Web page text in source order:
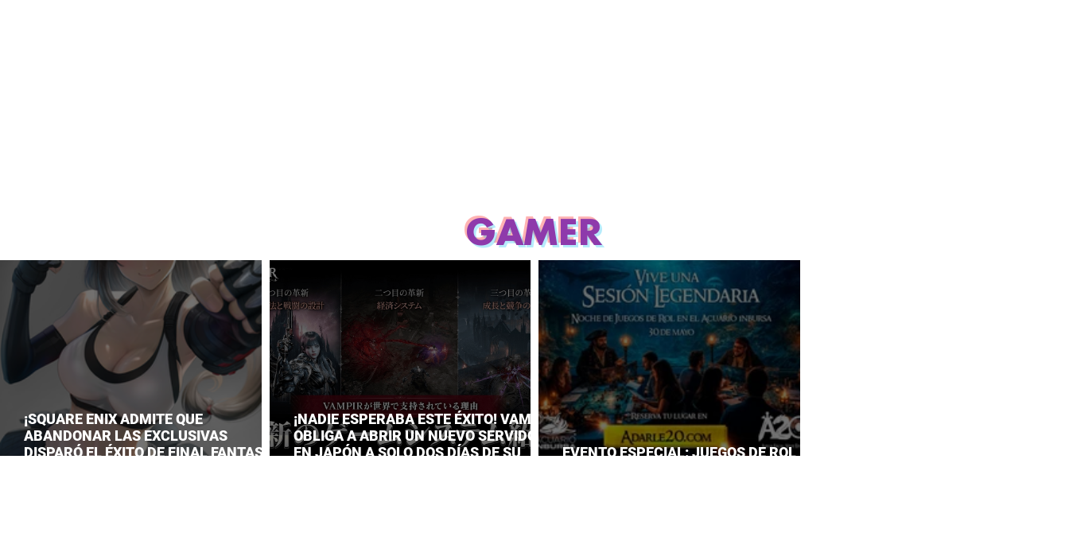
GAMER
¡SQUARE ENIX ADMITE QUE
ABANDONAR LAS EXCLUSIVAS
DISPARÓ EL ÉXITO DE FINAL FANTASY
¡NADIE ESPERABA ESTE ÉXITO! VAMPIR
OBLIGA A ABRIR UN NUEVO SERVIDOR
EN JAPÓN A SOLO DOS DÍAS DE SU
EVENTO ESPECIAL: JUEGOS DE ROL EN